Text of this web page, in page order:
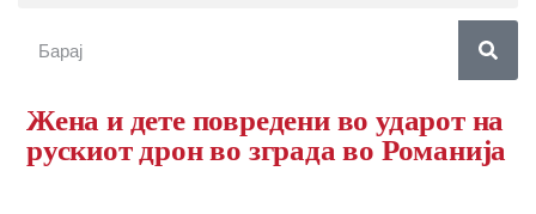
Жена и дете повредени во ударот на
рускиот дрон во зграда во Романија